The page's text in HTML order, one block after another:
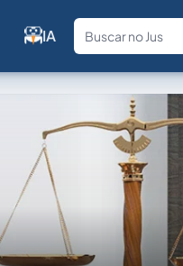
IA